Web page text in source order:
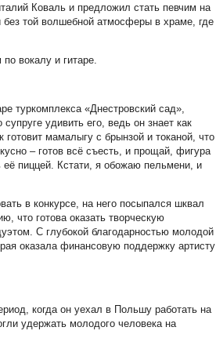
Коваль и предложил стать певчим на
той волшебной атмосферы в храме, где
вокалу и гитаре.
туркомплекса «Днестровский сад»,
удивить его, ведь он знает как
мамалыгу с брынзой и токаной, что
– готов всё съесть, и прощай, фигура
пиццей. Кстати, я обожаю пельмени, и
в конкурсе, на него посыпался шквал
что готова оказать творческую
С глубокой благодарностью молодой
оказала финансовую поддержку артисту
когда он уехал в Польшу работать на
удержать молодого человека на